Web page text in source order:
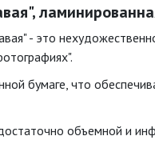
- это
бумаге, что
объемной и